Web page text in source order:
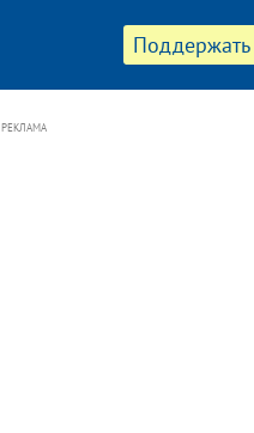
Поддержать
РЕКЛАМА